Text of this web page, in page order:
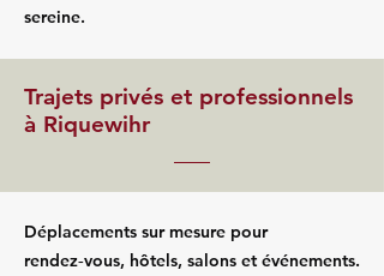
sereine.
Trajets privés et professionnels
à Riquewihr
Déplacements sur mesure pour
rendez‑vous, hôtels, salons et événements.